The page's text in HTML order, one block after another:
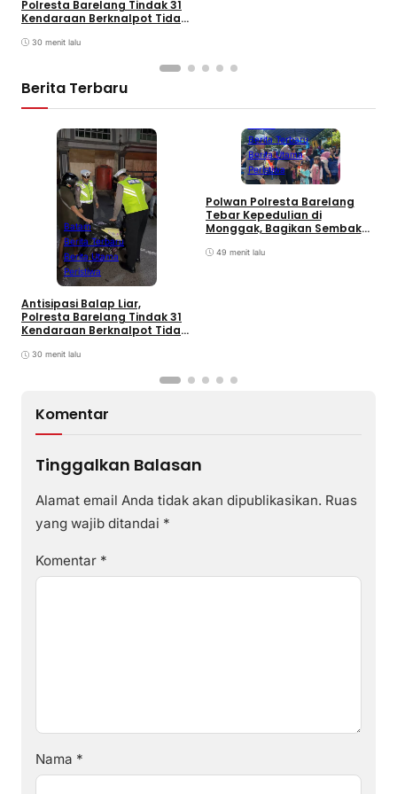
Polresta Barelang Tindak 31
Kendaraan Berknalpot Tidak
30 menit lalu
Berita Terbaru
Batam
Berita Terbaru
Berita Utama
Peristiwa
Antisipasi Balap Liar,
Polresta Barelang Tindak 31
Kendaraan Berknalpot Tidak
30 menit lalu
Berita Terbaru
Berita Utama
Peristiwa
Polwan Polresta Barelang
Tebar Kepedulian di
Monggak, Bagikan Sembako
49 menit lalu
Komentar
Tinggalkan Balasan
Alamat email Anda tidak akan dipublikasikan. Ruas
yang wajib ditandai *
Komentar *
Nama *